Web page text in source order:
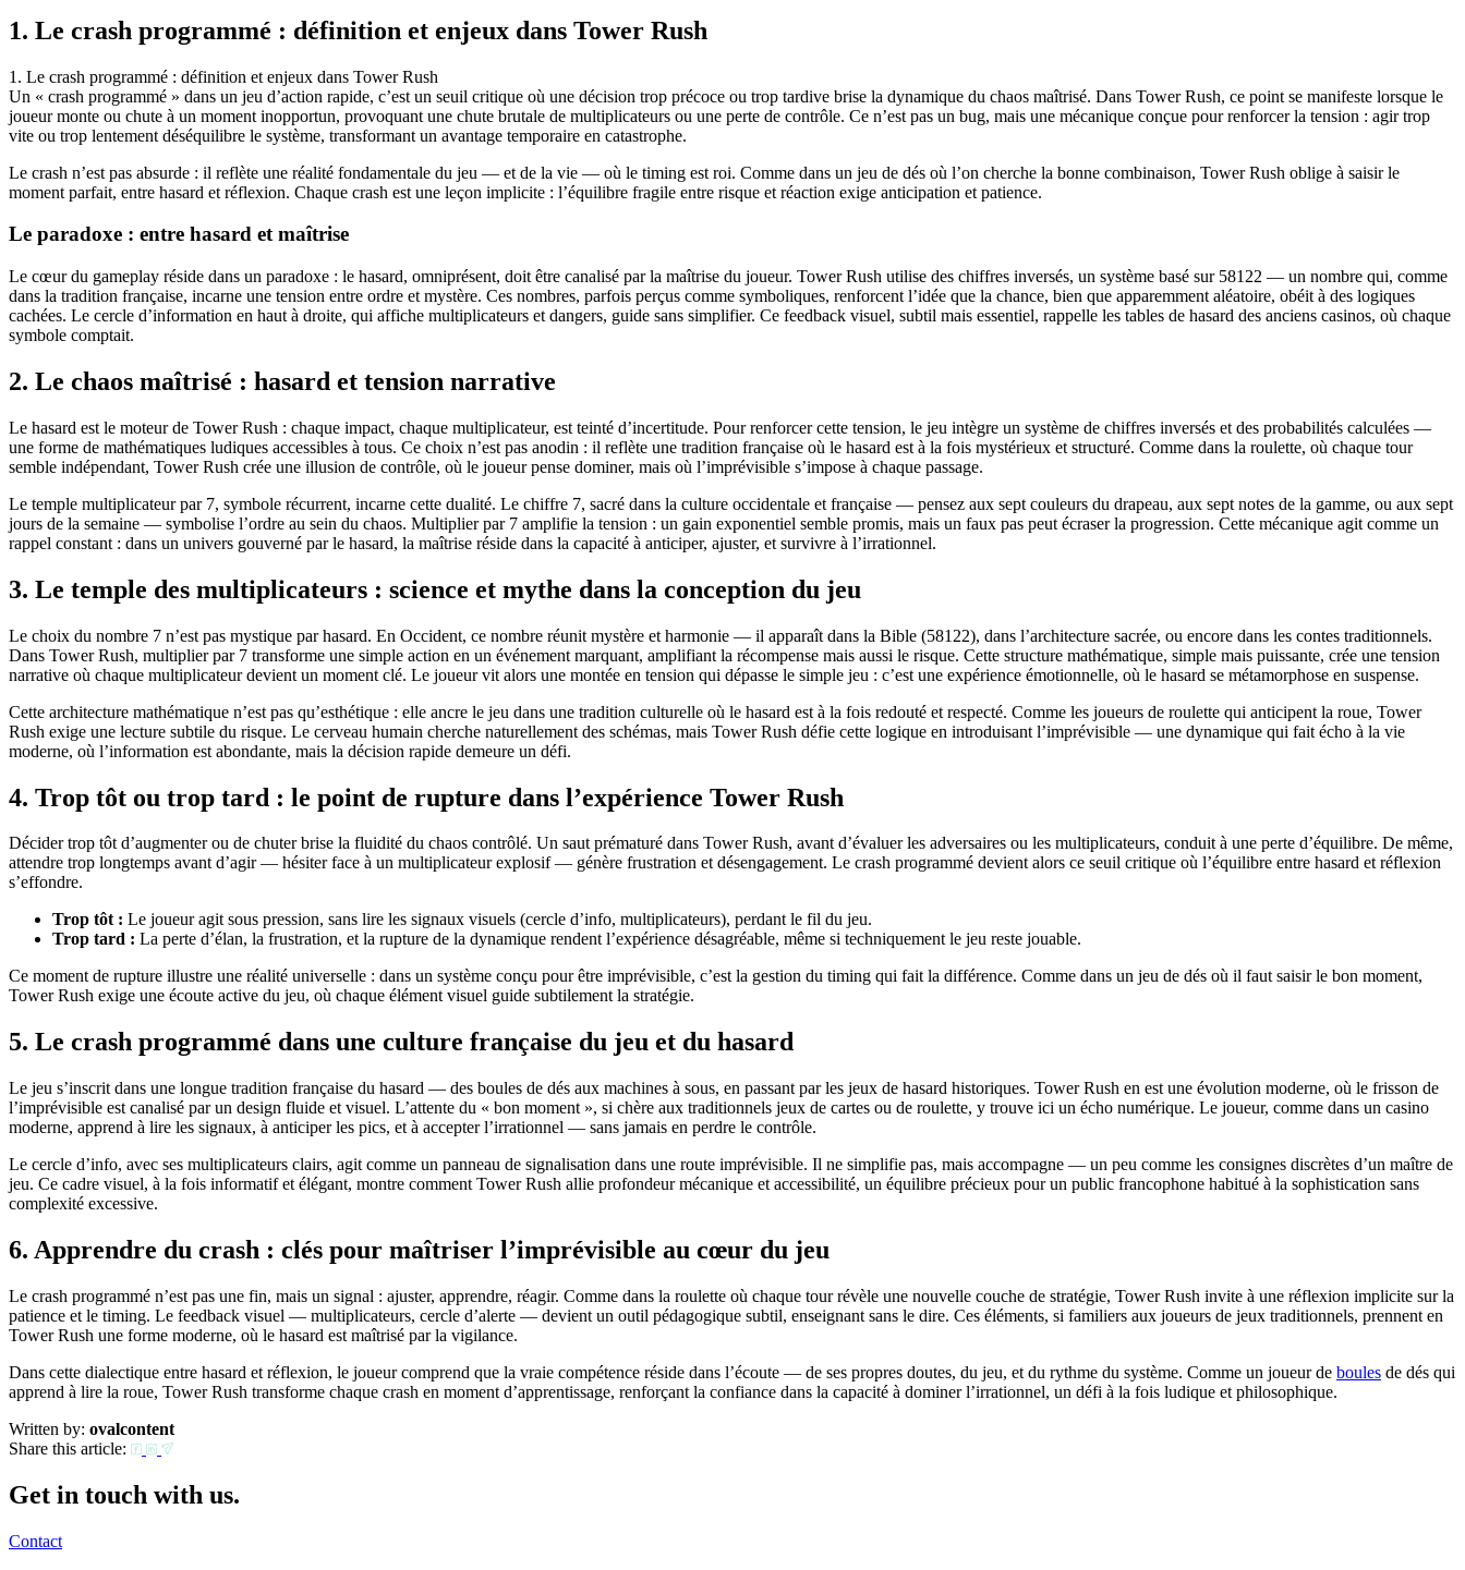
1. Le crash programmé : définition et enjeux dans Tower Rush
1. Le crash programmé : définition et enjeux dans Tower Rush
Un « crash programmé » dans un jeu d’action rapide, c’est un seuil critique où une décision trop précoce ou trop tardive brise la dynamique du chaos maîtrisé. Dans Tower Rush, ce point se manifeste lorsque le
joueur monte ou chute à un moment inopportun, provoquant une chute brutale de multiplicateurs ou une perte de contrôle. Ce n’est pas un bug, mais une mécanique conçue pour renforcer la tension : agir trop
vite ou trop lentement déséquilibre le système, transformant un avantage temporaire en catastrophe.
Le crash n’est pas absurde : il reflète une réalité fondamentale du jeu — et de la vie — où le timing est roi. Comme dans un jeu de dés où l’on cherche la bonne combinaison, Tower Rush oblige à saisir le
moment parfait, entre hasard et réflexion. Chaque crash est une leçon implicite : l’équilibre fragile entre risque et réaction exige anticipation et patience.
Le paradoxe : entre hasard et maîtrise
Le cœur du gameplay réside dans un paradoxe : le hasard, omniprésent, doit être canalisé par la maîtrise du joueur. Tower Rush utilise des chiffres inversés, un système basé sur 58122 — un nombre qui, comme
dans la tradition française, incarne une tension entre ordre et mystère. Ces nombres, parfois perçus comme symboliques, renforcent l’idée que la chance, bien que apparemment aléatoire, obéit à des logiques
cachées. Le cercle d’information en haut à droite, qui affiche multiplicateurs et dangers, guide sans simplifier. Ce feedback visuel, subtil mais essentiel, rappelle les tables de hasard des anciens casinos, où chaque
symbole comptait.
2. Le chaos maîtrisé : hasard et tension narrative
Le hasard est le moteur de Tower Rush : chaque impact, chaque multiplicateur, est teinté d’incertitude. Pour renforcer cette tension, le jeu intègre un système de chiffres inversés et des probabilités calculées —
une forme de mathématiques ludiques accessibles à tous. Ce choix n’est pas anodin : il reflète une tradition française où le hasard est à la fois mystérieux et structuré. Comme dans la roulette, où chaque tour
semble indépendant, Tower Rush crée une illusion de contrôle, où le joueur pense dominer, mais où l’imprévisible s’impose à chaque passage.
Le temple multiplicateur par 7, symbole récurrent, incarne cette dualité. Le chiffre 7, sacré dans la culture occidentale et française — pensez aux sept couleurs du drapeau, aux sept notes de la gamme, ou aux sept
jours de la semaine — symbolise l’ordre au sein du chaos. Multiplier par 7 amplifie la tension : un gain exponentiel semble promis, mais un faux pas peut écraser la progression. Cette mécanique agit comme un
rappel constant : dans un univers gouverné par le hasard, la maîtrise réside dans la capacité à anticiper, ajuster, et survivre à l’irrationnel.
3. Le temple des multiplicateurs : science et mythe dans la conception du jeu
Le choix du nombre 7 n’est pas mystique par hasard. En Occident, ce nombre réunit mystère et harmonie — il apparaît dans la Bible (58122), dans l’architecture sacrée, ou encore dans les contes traditionnels.
Dans Tower Rush, multiplier par 7 transforme une simple action en un événement marquant, amplifiant la récompense mais aussi le risque. Cette structure mathématique, simple mais puissante, crée une tension
narrative où chaque multiplicateur devient un moment clé. Le joueur vit alors une montée en tension qui dépasse le simple jeu : c’est une expérience émotionnelle, où le hasard se métamorphose en suspense.
Cette architecture mathématique n’est pas qu’esthétique : elle ancre le jeu dans une tradition culturelle où le hasard est à la fois redouté et respecté. Comme les joueurs de roulette qui anticipent la roue, Tower
Rush exige une lecture subtile du risque. Le cerveau humain cherche naturellement des schémas, mais Tower Rush défie cette logique en introduisant l’imprévisible — une dynamique qui fait écho à la vie
moderne, où l’information est abondante, mais la décision rapide demeure un défi.
4. Trop tôt ou trop tard : le point de rupture dans l’expérience Tower Rush
Décider trop tôt d’augmenter ou de chuter brise la fluidité du chaos contrôlé. Un saut prématuré dans Tower Rush, avant d’évaluer les adversaires ou les multiplicateurs, conduit à une perte d’équilibre. De même,
attendre trop longtemps avant d’agir — hésiter face à un multiplicateur explosif — génère frustration et désengagement. Le crash programmé devient alors ce seuil critique où l’équilibre entre hasard et réflexion
s’effondre.
Trop tôt : Le joueur agit sous pression, sans lire les signaux visuels (cercle d’info, multiplicateurs), perdant le fil du jeu.
Trop tard : La perte d’élan, la frustration, et la rupture de la dynamique rendent l’expérience désagréable, même si techniquement le jeu reste jouable.
Ce moment de rupture illustre une réalité universelle : dans un système conçu pour être imprévisible, c’est la gestion du timing qui fait la différence. Comme dans un jeu de dés où il faut saisir le bon moment,
Tower Rush exige une écoute active du jeu, où chaque élément visuel guide subtilement la stratégie.
5. Le crash programmé dans une culture française du jeu et du hasard
Le jeu s’inscrit dans une longue tradition française du hasard — des boules de dés aux machines à sous, en passant par les jeux de hasard historiques. Tower Rush en est une évolution moderne, où le frisson de
l’imprévisible est canalisé par un design fluide et visuel. L’attente du « bon moment », si chère aux traditionnels jeux de cartes ou de roulette, y trouve ici un écho numérique. Le joueur, comme dans un casino
moderne, apprend à lire les signaux, à anticiper les pics, et à accepter l’irrationnel — sans jamais en perdre le contrôle.
Le cercle d’info, avec ses multiplicateurs clairs, agit comme un panneau de signalisation dans une route imprévisible. Il ne simplifie pas, mais accompagne — un peu comme les consignes discrètes d’un maître de
jeu. Ce cadre visuel, à la fois informatif et élégant, montre comment Tower Rush allie profondeur mécanique et accessibilité, un équilibre précieux pour un public francophone habitué à la sophistication sans
complexité excessive.
6. Apprendre du crash : clés pour maîtriser l’imprévisible au cœur du jeu
Le crash programmé n’est pas une fin, mais un signal : ajuster, apprendre, réagir. Comme dans la roulette où chaque tour révèle une nouvelle couche de stratégie, Tower Rush invite à une réflexion implicite sur la
patience et le timing. Le feedback visuel — multiplicateurs, cercle d’alerte — devient un outil pédagogique subtil, enseignant sans le dire. Ces éléments, si familiers aux joueurs de jeux traditionnels, prennent en
Tower Rush une forme moderne, où le hasard est maîtrisé par la vigilance.
Dans cette dialectique entre hasard et réflexion, le joueur comprend que la vraie compétence réside dans l’écoute — de ses propres doutes, du jeu, et du rythme du système. Comme un joueur de boules de dés qui
apprend à lire la roue, Tower Rush transforme chaque crash en moment d’apprentissage, renforçant la confiance dans la capacité à dominer l’irrationnel, un défi à la fois ludique et philosophique.
Written by: ovalcontent
Share this article:
Get in touch with us.
Contact